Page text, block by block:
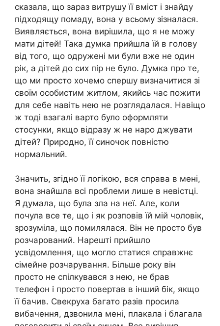
сказала, що зараз витрушу її вміст і знайду
підходящу помаду, вона у всьому зізналася.
Виявляється, вона вирішила, що я не можу
мати дітей! Така думка прийшла їй в голову
від того, що одружені ми були вже не один
рік, а дітей до сих пір не було. Думка про те,
що ми просто хочемо спершу визначитися зі
своїм особистим житлом, якийсь час пожити
для себе навіть нею не розглядалася. Навіщо
ж тоді взагалі варто було оформляти
стосунки, якщо відразу ж не наро джувати
дітей? Природно, її синочок повністю
нормальний.
Значить, згідно її логікою, вся справа в мені,
вона знайшла всі проблеми лише в невістці.
Я думала, що була зла на неї. Але, коли
почула все те, що і як розповів їй мій чоловік,
зрозуміла, що помилялася. Він не просто був
розчарований. Нарешті прийшло
усвідомлення, що могло статися справжнє
сімейне розчарування. Більше року він
просто не спілкувався з нею, не брав
телефон і просто повертав в інший бік, якщо
її бачив. Свекруха багато разів просила
вибачення, дзвонила мені, плакала і благала